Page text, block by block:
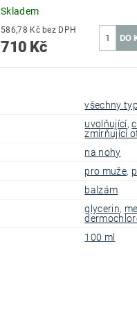
Skladem
586,78 Kč bez DPH
710 Kč
všechny
uvolňující,
zmírňující
na nohy
pro muže,
balzám
glycerin,
100 ml